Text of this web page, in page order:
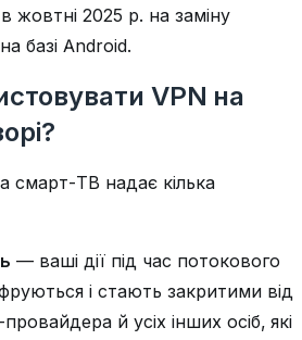
жовтні 2025 р. на заміну
базі Android.
VPN на
смарт-ТВ надає кілька
— ваші дії під час потокового
і стають закритими від
й усіх інших осіб, які